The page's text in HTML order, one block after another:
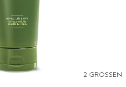
2 GRÖSSEN